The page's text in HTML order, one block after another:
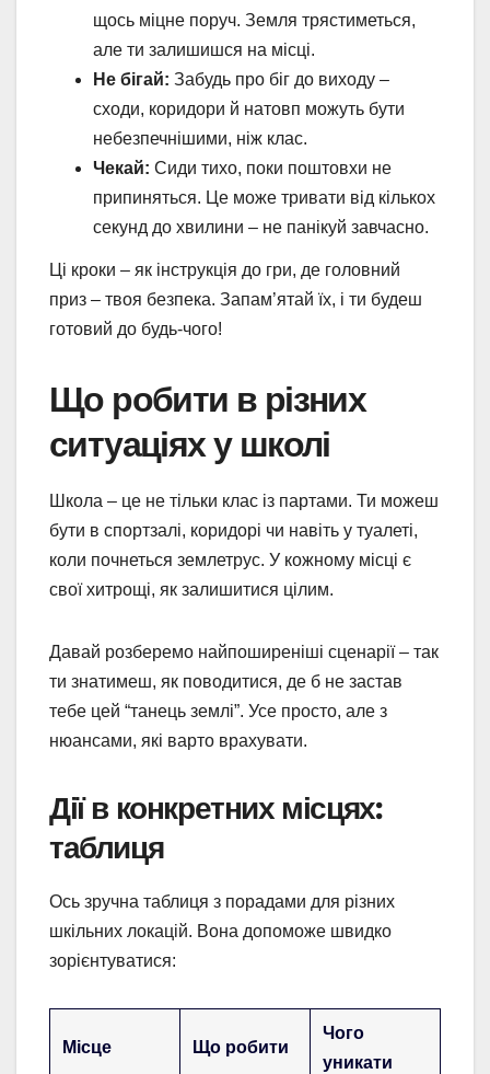
щось міцне поруч. Земля трястиметься,
але ти залишишся на місці.
Не бігай: Забудь про біг до виходу –
сходи, коридори й натовп можуть бути
небезпечнішими, ніж клас.
Чекай: Сиди тихо, поки поштовхи не
припиняться. Це може тривати від кількох
секунд до хвилини – не панікуй завчасно.
Ці кроки – як інструкція до гри, де головний
приз – твоя безпека. Запам’ятай їх, і ти будеш
готовий до будь-чого!
Що робити в різних
ситуаціях у школі
Школа – це не тільки клас із партами. Ти можеш
бути в спортзалі, коридорі чи навіть у туалеті,
коли почнеться землетрус. У кожному місці є
свої хитрощі, як залишитися цілим.
Давай розберемо найпоширеніші сценарії – так
ти знатимеш, як поводитися, де б не застав
тебе цей “танець землі”. Усе просто, але з
нюансами, які варто врахувати.
Дії в конкретних місцях:
таблиця
Ось зручна таблиця з порадами для різних
шкільних локацій. Вона допоможе швидко
зорієнтуватися:
Місце Що робити
Чого
уникати